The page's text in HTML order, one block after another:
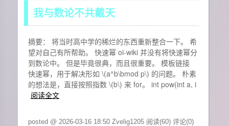
我与数论不共戴天
摘要： 将当时高中学的稀烂的东西重新整合一下。 希
望对自己有所帮助。 快速幂 oi-wiki 并没有将快速幂分
到数论中。 但是毕竟很典，而且很重要。 模板链接
快速幂，用于解决形如 \(a^b\bmod p\) 的问题。 朴素
的想法是，直接按照指数 \(b\) 来 for。 int pow(int a, i
阅读全文
posted @ 2026-03-16 18:50 Zvelig1205 阅读(60) 评论(0)